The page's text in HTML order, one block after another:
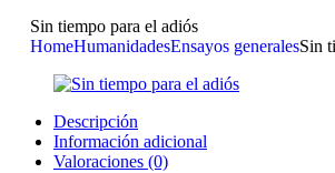
Sin tiempo para el adiós
HomeHumanidadesEnsayos generalesSin
Descripción
Información adicional
Valoraciones (0)